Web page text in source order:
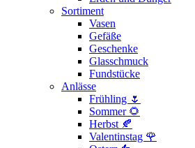
Sortiment
Vasen
Gefäße
Geschenke
Glasschmuck
Fundstücke
Anlässe
Frühling 🌷
Sommer 🌻
Herbst 🍂
Valentinstag 🌹